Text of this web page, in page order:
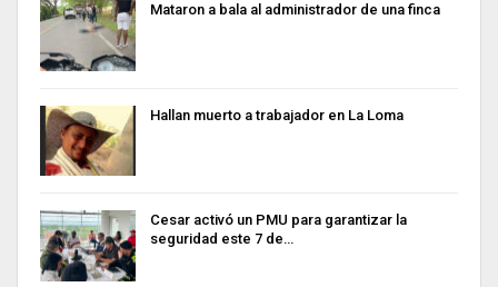
Mataron a bala al administrador de una finca
Hallan muerto a trabajador en La Loma
Cesar activó un PMU para garantizar la
seguridad este 7 de…